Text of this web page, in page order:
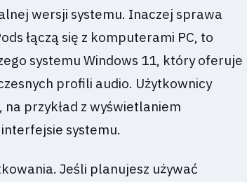
wersji systemu. Inaczej sprawa
łączą się z komputerami PC, to
systemu Windows 11, który oferuje
profili audio. Użytkownicy
przykład z wyświetlaniem
systemu.
Jeśli planujesz używać